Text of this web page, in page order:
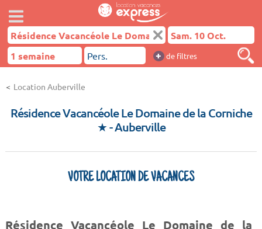
+ de filtres
Location Auberville
Résidence Vacancéole Le Domaine de la Corniche
★- Auberville
VOTRE LOCATION DE VACANCES
Résidence Vacancéole Le Domaine de la